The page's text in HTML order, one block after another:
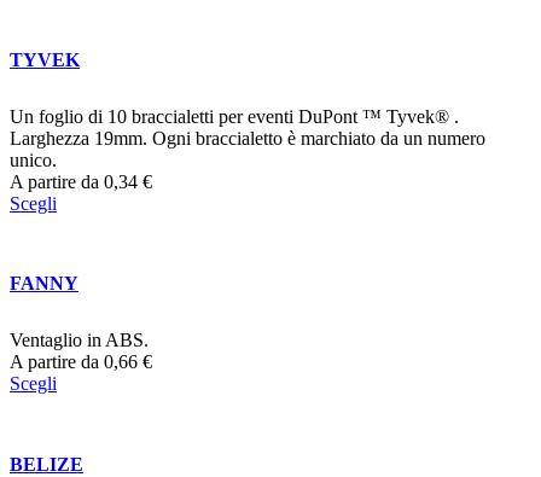
TYVEK
Un foglio di 10 braccialetti per eventi DuPont ™ Tyvek® .
Larghezza 19mm. Ogni braccialetto è marchiato da un numero
unico.
A partire da 0,34 €
Scegli
FANNY
Ventaglio in ABS.
A partire da 0,66 €
Scegli
BELIZE